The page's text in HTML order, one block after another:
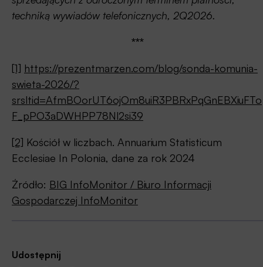
techniką wywiadów telefonicznych, 2Q2026.
***
[1] https://prezentmarzen.com/blog/sonda-komunia-
swieta-2026/?
srsltid=AfmBOorUT6ojOm8uiR3PBRxPqGnEBXiuFTo
F_pPO3aDWHPP78Nl2si39
[2] Kościół w liczbach. Annuarium Statisticum
Ecclesiae In Polonia, dane za rok 2024
Źródło: BIG InfoMonitor / Biuro Informacji
Gospodarczej InfoMonitor
Udostępnij